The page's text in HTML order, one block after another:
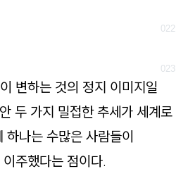
변하는 것의 정지 이미지일
두 가지 밀접한 추세가 세계로
하나는 수많은 사람들이
주했다는 점이다.